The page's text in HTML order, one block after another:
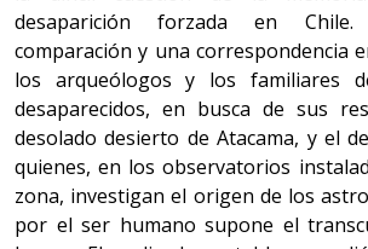
desaparición forzada en Chile.
comparación y una correspondencia
los arqueólogos y los familiares
desaparecidos, en busca de sus
desolado desierto de Atacama, y el
quienes, en los observatorios
zona, investigan el origen de los
por el ser humano supone el